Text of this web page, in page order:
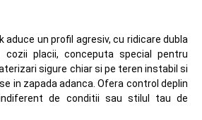
aduce un profil agresiv, cu ridicare dubla
placii, conceputa special pentru
sigure chiar si pe teren instabil si
in zapada adanca. Ofera control deplin
de conditii sau stilul tau de